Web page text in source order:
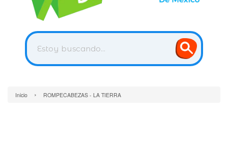
Inicio › ROMPECABEZAS - LA TIERRA